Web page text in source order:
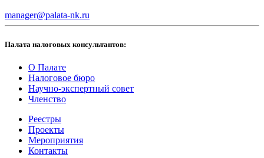
manager@palata-nk.ru
Палата налоговых консультантов:
О Палате
Налоговое бюро
Научно-экспертный совет
Членство
Реестры
Проекты
Мероприятия
Контакты